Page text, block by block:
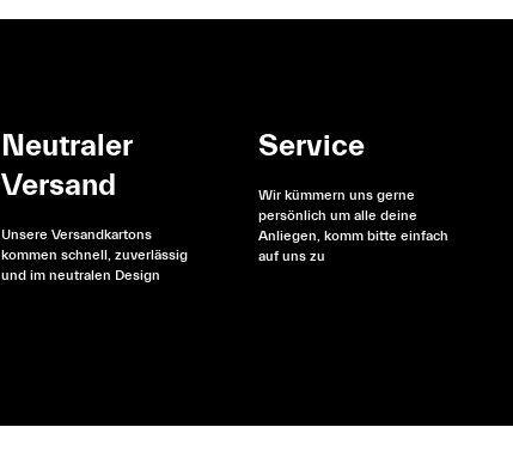
Neutraler
Versand
Unsere Versandkartons
kommen schnell, zuverlässig
und im neutralen Design
Service
Wir kümmern uns gerne
persönlich um alle deine
Anliegen, komm bitte einfach
auf uns zu